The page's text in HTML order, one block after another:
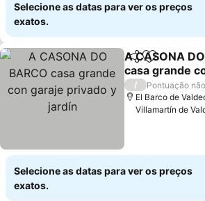
Selecione as datas para ver os preços
exatos.
PartilharAdicionar
A CASONA
casa grande
privado y
/
Pontuação
El Barco de
Villamartín de
Selecione as datas para ver os preços
exatos.